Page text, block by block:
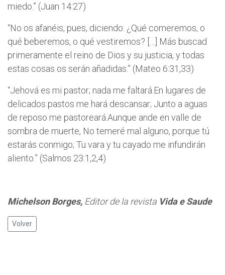
miedo.” (Juan 14:27)
“No os afanéis, pues, diciendo: ¿Qué comeremos, o
qué beberemos, o qué vestiremos? […] Más buscad
primeramente el reino de Dios y su justicia, y todas
estas cosas os serán añadidas.” (Mateo 6:31,33)
“Jehová es mi pastor; nada me faltará.En lugares de
delicados pastos me hará descansar; Junto a aguas
de reposo me pastoreará.Aunque ande en valle de
sombra de muerte, No temeré mal alguno, porque tú
estarás conmigo; Tu vara y tu cayado me infundirán
aliento.” (Salmos 23:1,2,4)
Michelson Borges, Editor de la revista Vida e Saude
Volver